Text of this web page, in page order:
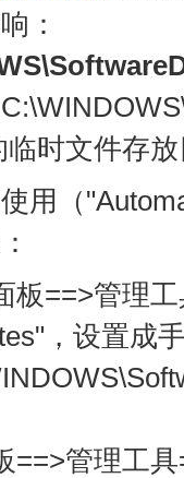
：
时文件存
用（
板==>管理
，设置成
==>管理工